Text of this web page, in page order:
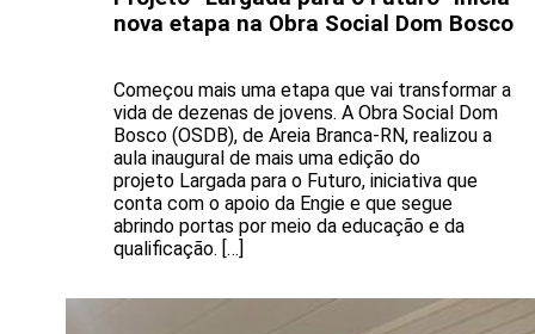
nova etapa na Obra Social Dom Bosco
Começou mais uma etapa que vai transformar a
vida de dezenas de jovens. A Obra Social Dom
Bosco (OSDB), de Areia Branca-RN, realizou a
aula inaugural de mais uma edição do
projeto Largada para o Futuro, iniciativa que
conta com o apoio da Engie e que segue
abrindo portas por meio da educação e da
qualificação. […]